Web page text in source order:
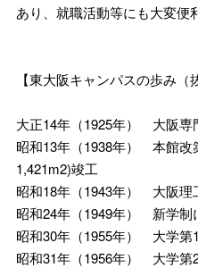
あり、就職活動等にも大変便
【東大阪キャンパスの歩み（
大正14年（1925年） 大阪専
昭和13年（1938年） 本館改
1,421m2)竣工
昭和18年（1943年） 大阪理
昭和24年（1949年） 新学制
昭和30年（1955年） 大学第
昭和31年（1956年） 大学第